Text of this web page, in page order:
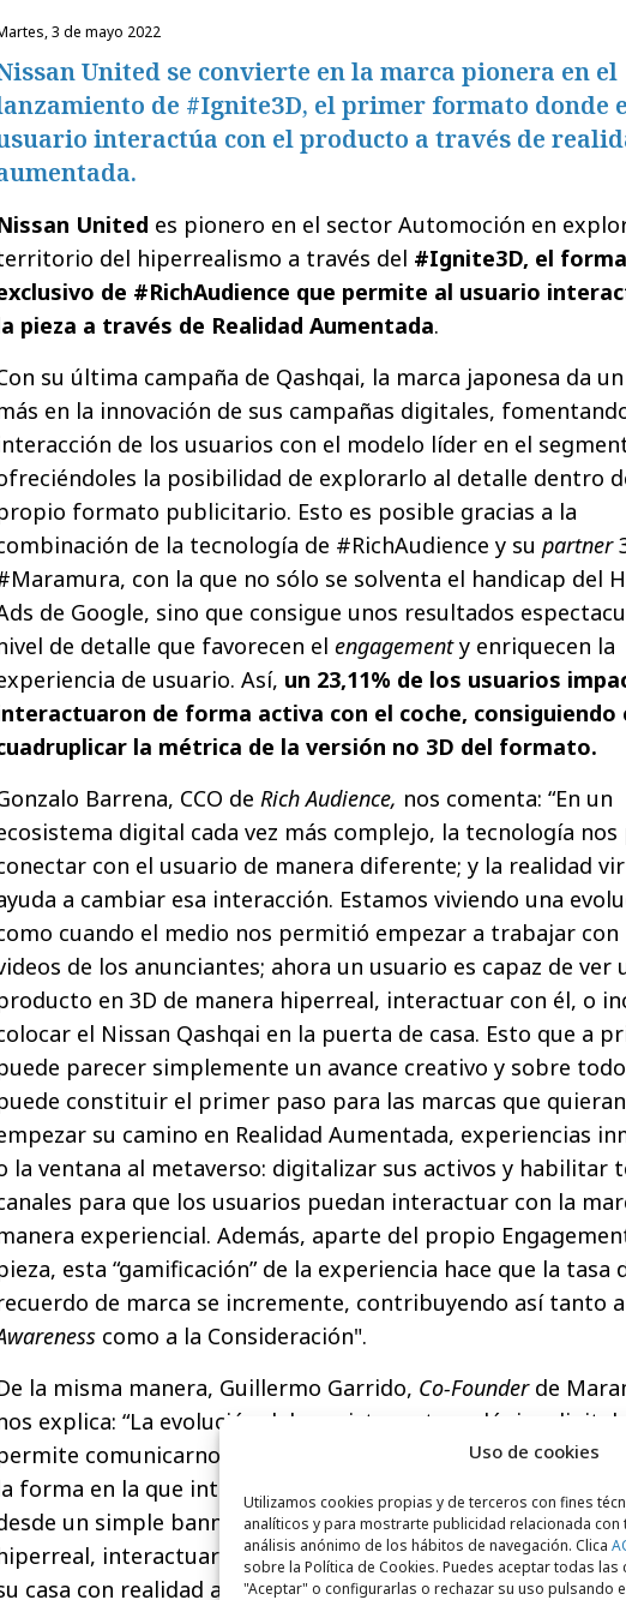
Uso de cookies
Utilizamos cookies propias y de terceros con fines
analíticos y para mostrarte publicidad relacionada con
análisis anónimo de los hábitos de navegación. Clica
sobre la Política de Cookies. Puedes aceptar todas
"Aceptar" o configurarlas o rechazar su uso pulsando
martes, 3 de mayo 2022
United se convierte en la marca pionera en el
de #Ignite3D, el primer formato donde
interactúa con el producto a través de
United es pionero en el sector Automoción en
del hiperrealismo a través del #Ignite3D, el
de #RichAudience que permite al usuario
pieza a través de Realidad Aumentada.
su última campaña de Qashqai, la marca japonesa da
en la innovación de sus campañas digitales,
de los usuarios con el modelo líder en el
la posibilidad de explorarlo al detalle dentro
formato publicitario. Esto es posible gracias a la
de la tecnología de #RichAudience y su partner
con la que no sólo se solventa el handicap del
de Google, sino que consigue unos resultados
de detalle que favorecen el engagementy enriquecen la
de usuario. Así, un 23,11% de los usuarios
de forma activa con el coche, consiguiendo
la métrica de la versión no 3D del formato.
Barrena, CCO de Rich Audience, nos comenta: “En un
digital cada vez más complejo, la tecnología
con el usuario de manera diferente; y la realidad
a cambiar esa interacción. Estamos viviendo una
cuando el medio nos permitió empezar a trabajar con
de los anunciantes; ahora un usuario es capaz de ver
en 3D de manera hiperreal, interactuar con él, o
el Nissan Qashqai en la puerta de casa. Esto que a
parecer simplemente un avance creativo y sobre
constituir el primer paso para las marcas que quieran
su camino en Realidad Aumentada, experiencias
la ventana al metaverso: digitalizar sus activos y habilitar
para que los usuarios puedan interactuar con la
experiencial. Además, aparte del propio
esta “gamificación” de la experiencia hace que la tasa
de marca se incremente, contribuyendo así tanto
como a la Consideración".
la misma manera, Guillermo Garrido, Co-Founderde
explica: “La evolución del ecosistema tecnológico digital,
comunicarnos con el usuario de manera diferente y
forma en la que interactúa con la marca. Un potencial
un simple banner, puede ver tu producto en 3D de
interactuar con él e incluso colocarlo en el propio
casa con realidad aumentada. Esto hace que se abran